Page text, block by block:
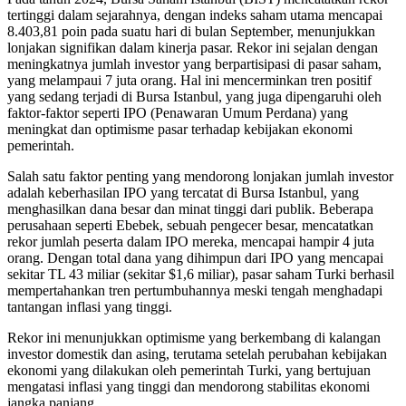
tertinggi dalam sejarahnya, dengan indeks saham utama mencapai
8.403,81 poin pada suatu hari di bulan September, menunjukkan
lonjakan signifikan dalam kinerja pasar. Rekor ini sejalan dengan
meningkatnya jumlah investor yang berpartisipasi di pasar saham,
yang melampaui 7 juta orang. Hal ini mencerminkan tren positif
yang sedang terjadi di Bursa Istanbul, yang juga dipengaruhi oleh
faktor-faktor seperti IPO (Penawaran Umum Perdana) yang
meningkat dan optimisme pasar terhadap kebijakan ekonomi
pemerintah.
Salah satu faktor penting yang mendorong lonjakan jumlah investor
adalah keberhasilan IPO yang tercatat di Bursa Istanbul, yang
menghasilkan dana besar dan minat tinggi dari publik. Beberapa
perusahaan seperti Ebebek, sebuah pengecer besar, mencatatkan
rekor jumlah peserta dalam IPO mereka, mencapai hampir 4 juta
orang. Dengan total dana yang dihimpun dari IPO yang mencapai
sekitar TL 43 miliar (sekitar $1,6 miliar), pasar saham Turki berhasil
mempertahankan tren pertumbuhannya meski tengah menghadapi
tantangan inflasi yang tinggi.
Rekor ini menunjukkan optimisme yang berkembang di kalangan
investor domestik dan asing, terutama setelah perubahan kebijakan
ekonomi yang dilakukan oleh pemerintah Turki, yang bertujuan
mengatasi inflasi yang tinggi dan mendorong stabilitas ekonomi
jangka panjang.